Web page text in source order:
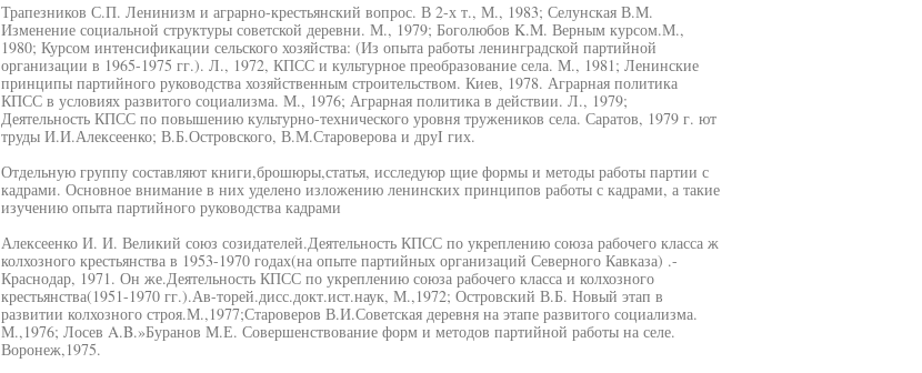
Трапезников С.П. Ленинизм и аграрно-крестьянский вопрос. В 2-х т., М., 1983; Селунская В.М.
Изменение социальной структуры советской деревни. М., 1979; Боголюбов K.M. Верным курсом.М.,
1980; Курсом интенсификации сельского хозяйства: (Из опыта работы ленинградской партийной
организации в 1965-1975 гг.). Л., 1972, КПСС и культурное преобразование села. М., 1981; Ленинские
принципы партийного руководства хозяйственным строительством. Киев, 1978. Аграрная политика
КПСС в условиях развитого социализма. М., 1976; Аграрная политика в действии. Л., 1979;
Деятельность КПСС по повышению культурно-технического уровня тружеников села. Саратов, 1979 г. ют
труды И.И.Алексеенко; В.Б.Островского, В.М.Староверова и друI гих.
Отдельную группу составляют книги,брошюры,статья, исследуюр щие формы и методы работы партии с
кадрами. Основное внимание в них уделено изложению ленинских принципов работы с кадрами, а такие
изучению опыта партийного руководства кадрами
Алексеенко И. И. Великий союз созидателей.Деятельность КПСС по укреплению союза рабочего класса ж
колхозного крестьянства в 1953-1970 годах(на опыте партийных организаций Северного Кавказа) .-
Краснодар, 1971. Он же.Деятельность КПСС по укреплению союза рабочего класса и колхозного
крестьянства(1951-1970 гг.).Ав-торей.дисс.докт.ист.наук, М.,1972; Островский В.Б. Новый этап в
развитии колхозного строя.М.,1977;Староверов В.И.Советская деревня на этапе развитого социализма.
М.,1976; Лосев A.B.»Буранов М.Е. Совершенствование форм и методов партийной работы на селе.
Воронеж,1975.